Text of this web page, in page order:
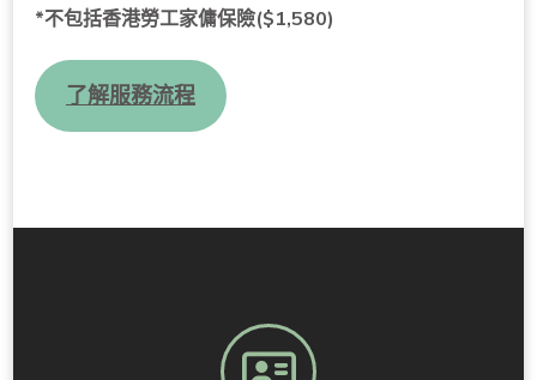
*不包括香港勞工家傭保險($1,580)
了解服務流程